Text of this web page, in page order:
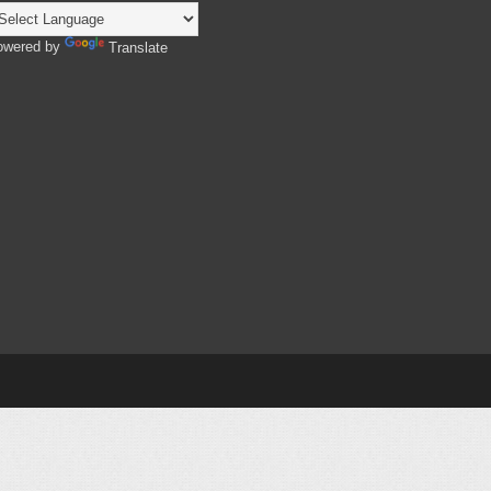
by Translate